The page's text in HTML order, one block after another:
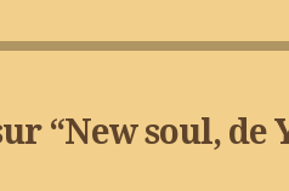
“New soul, de